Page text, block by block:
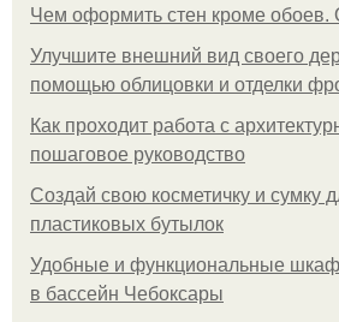
Чем оформить стен кроме обоев.
Улучшите внешний вид своего
помощью облицовки и отделки
Как проходит работа с
пошаговое руководство
Создай свою косметичку и сумку
пластиковых бутылок
Удобные и функциональные
в бассейн Чебоксары